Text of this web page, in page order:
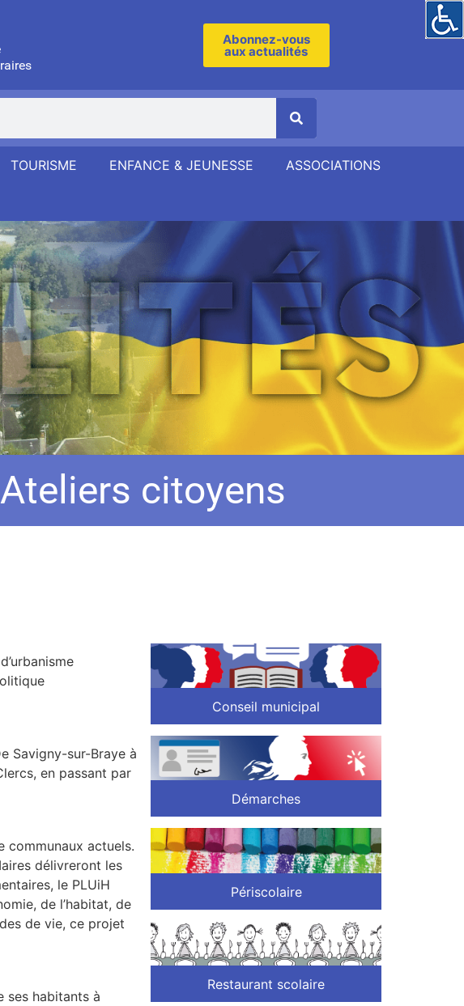
Abonnez-vous
aux actualités
TOURISME ENFANCE & JEUNESSE ASSOCIATIONS
citoyens
Savigny-sur-Braye à
en passant par
communaux actuels.
délivreront les
le PLUiH
de l’habitat, de
de vie, ce projet
ses habitants à
Conseil municipal
Démarches
Périscolaire
Restaurant scolaire